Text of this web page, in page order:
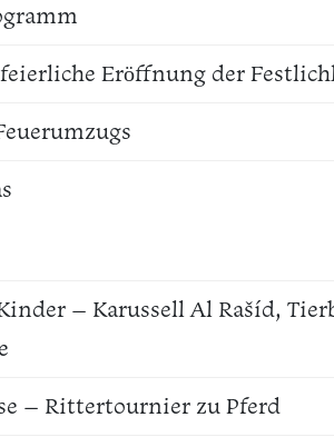
Eröffnung der
– Karussell Al Rašíd,
– Rittertournier zu Pferd